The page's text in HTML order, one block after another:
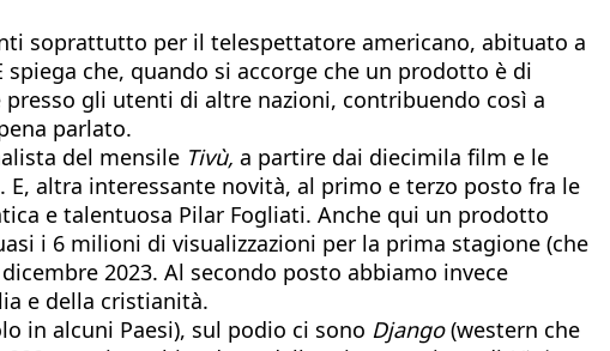
soprattutto per il telespettatore americano, abituato a
che, quando si accorge che un prodotto è di
gli utenti di altre nazioni, contribuendo così a
parlato.
del mensile Tivù, a partire dai diecimila film e le
altra interessante novità, al primo e terzo posto fra le
e talentuosa Pilar Fogliati. Anche qui un prodotto
i 6 milioni di visualizzazioni per la prima stagione (che
2023. Al secondo posto abbiamo invece
e della cristianità.
in alcuni Paesi), sul podio ci sono Django(western che